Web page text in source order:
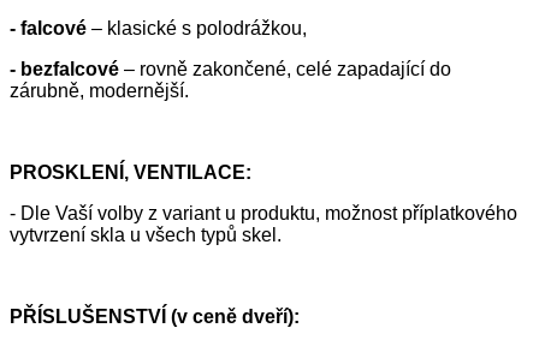
- falcové – klasické s polodrážkou,
- bezfalcové – rovně zakončené, celé zapadající do
zárubně, modernější.
PROSKLENÍ, VENTILACE:
- Dle Vaší volby z variant u produktu, možnost příplatkového
vytvrzení skla u všech typů skel.
PŘÍSLUŠENSTVÍ (v ceně dveří):